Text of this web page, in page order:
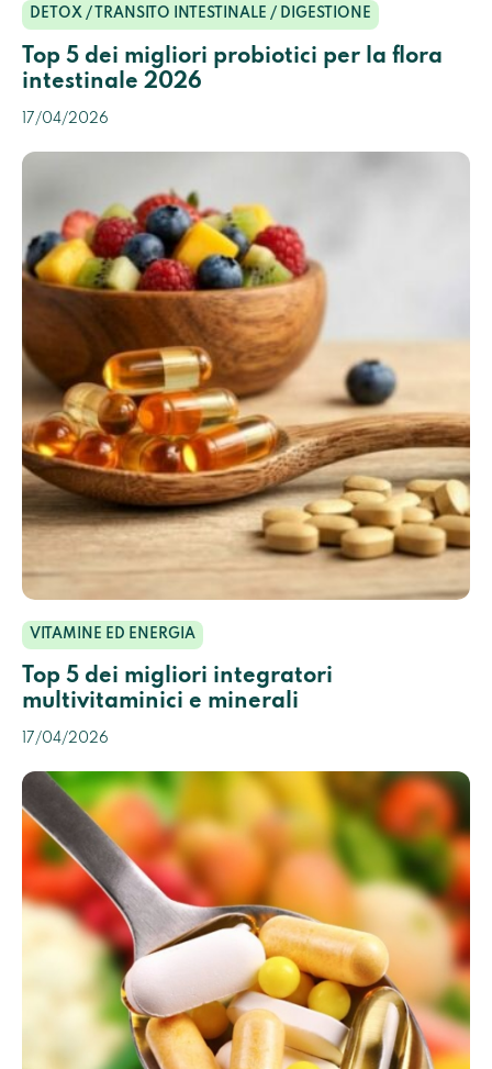
DETOX / TRANSITO INTESTINALE / DIGESTIONE
Top 5 dei migliori probiotici per la flora
intestinale 2026
17/04/2026
VITAMINE ED ENERGIA
Top 5 dei migliori integratori
multivitaminici e minerali
17/04/2026